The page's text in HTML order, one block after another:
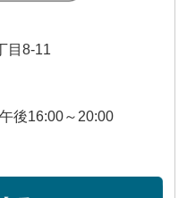
目8-11
後16:00～20:00